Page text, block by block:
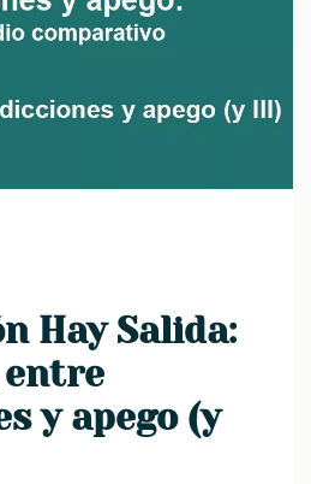
Hay Salida:
entre
y apego (y